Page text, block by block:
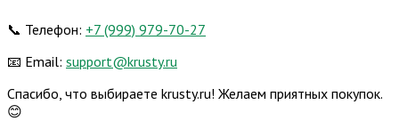
📞 Телефон: +7 (999) 979-70-27
📧 Email: support@krusty.ru
Спасибо, что выбираете krusty.ru! Желаем приятных покупок.
😊